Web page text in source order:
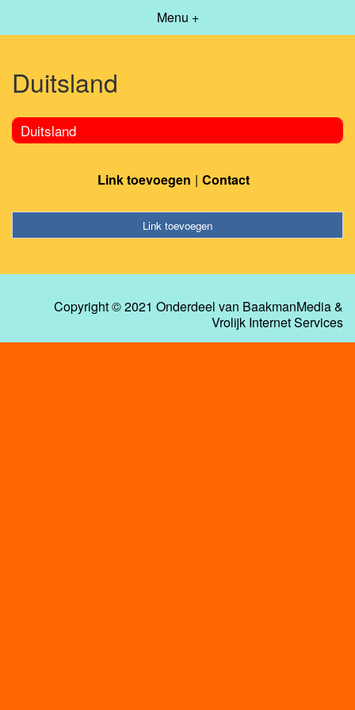
Menu +
Duitsland
Duitsland
Link toevoegen Contact
Link toevoegen
Copyright © 2021 Onderdeel van BaakmanMedia&
Vrolijk Internet Services